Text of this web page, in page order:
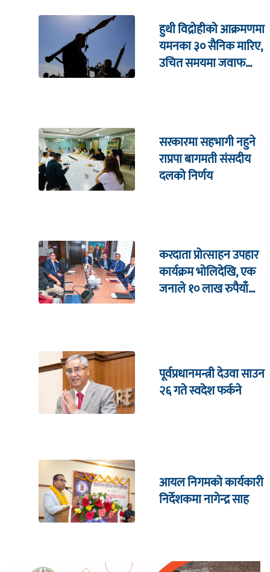
हुथी विद्रोहीको आक्रमणमा
यमनका ३० सैनिक मारिए,
उचित समयमा जवाफ
सरकारमा सहभागी नहुने
राप्रपा बागमती संसदीय
दलको निर्णय
करदाता प्रोत्साहन उपहार
कार्यक्रम भाेलिदेखि, एक
जनाले १० लाख रुपैयाँ
पूर्वप्रधानमन्त्री देउवा साउन
२६ गते स्वदेश फर्कने
आयल निगमको कार्यकारी
निर्देशकमा नागेन्द्र साह